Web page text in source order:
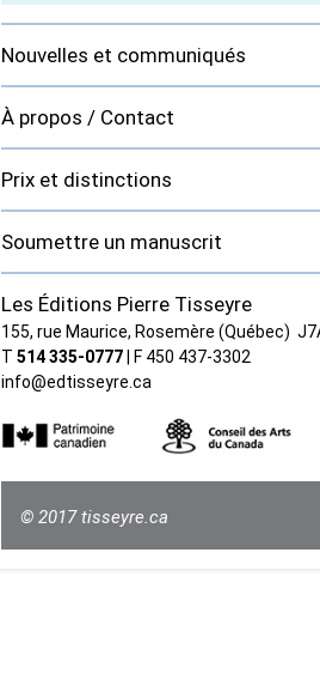
Nouvelles et communiqués
À propos / Contact
Prix et distinctions
Soumettre un manuscrit
Les Éditions Pierre Tisseyre
155, rue Maurice, Rosemère (Québec)
T 514 335‑0777| F 450 437‑3302
info@edtisseyre.ca
© 2017 tisseyre.ca